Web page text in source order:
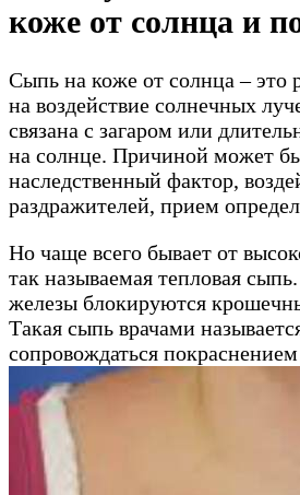
коже от солнца и
Сыпь на коже от солнца – это
на воздействие солнечных
связана с загаром или
на солнце. Причиной может
наследственный фактор,
раздражителей, прием
Но чаще всего бывает от
так называемая тепловая
железы блокируются
Такая сыпь врачами
сопровождаться